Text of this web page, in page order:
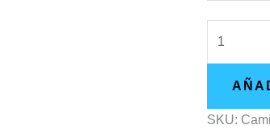
Wolverine
SKU: